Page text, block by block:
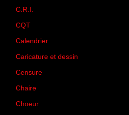
C.R.I.
CQT
Calendrier
Caricature et dessin
Censure
Chaire
Choeur